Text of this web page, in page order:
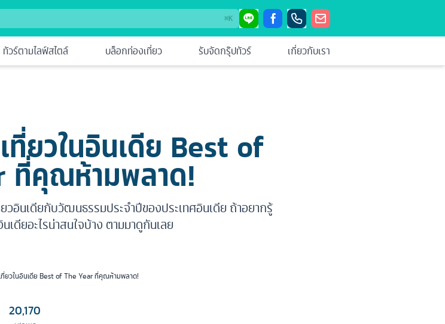
⌘K
ทัวร์ตามไลฟ์สไตล์ บล็อกท่องเที่ยว รับจัดกรุ๊ปทัวร์ เกี่ยวกับเรา
ที่ยวในอินเดีย Best of
ที่คุณห้ามพลาด!
อินเดียกับวัฒนธรรมประจำปีของประเทศอินเดีย ถ้าอยากรู้
เดียอะไรน่าสนใจบ้าง ตามมาดูกันเลย
ที่ยวในอินเดีย Best of The Year ที่คุณห้ามพลาด!
20,170